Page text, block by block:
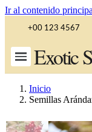
Ir al contenido
+00 123 4567
Exotic
Inicio
Semillas